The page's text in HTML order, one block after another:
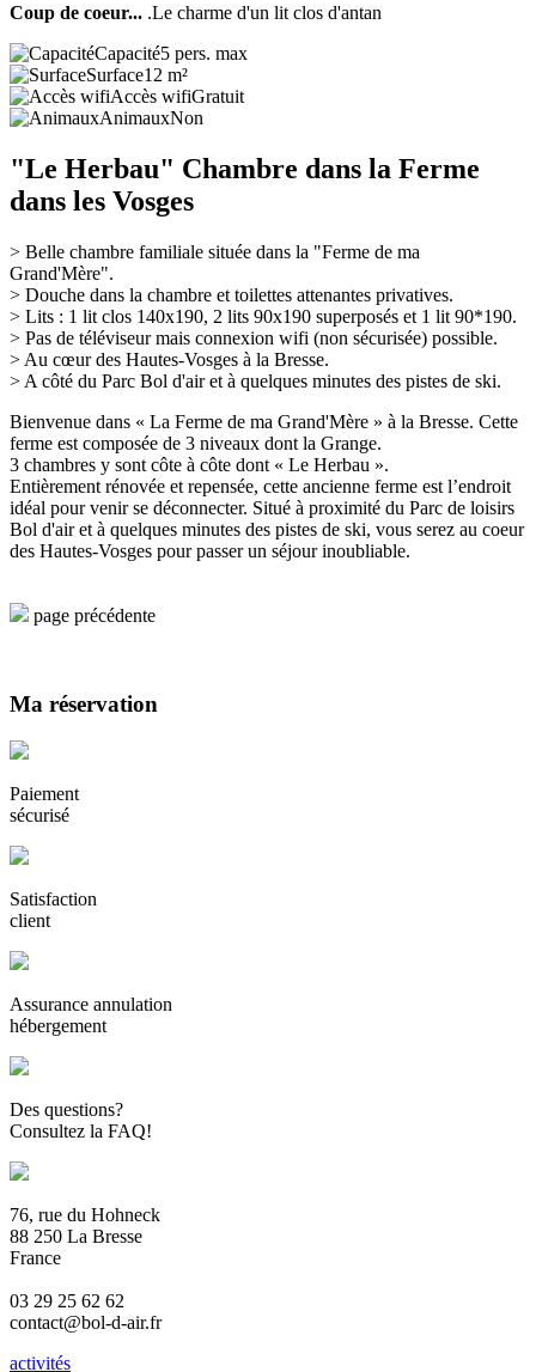
Coup de coeur... .Le charme d'un lit clos d'antan
Capacité5 pers. max
Surface12 m²
Accès wifiGratuit
AnimauxNon
"Le Herbau" Chambre dans la Ferme
dans les Vosges
> Belle chambre familiale située dans la "Ferme de ma
Grand'Mère".
> Douche dans la chambre et toilettes attenantes privatives.
> Lits : 1 lit clos 140x190, 2 lits 90x190 superposés et 1 lit 90*190.
> Pas de téléviseur mais connexion wifi (non sécurisée) possible.
> Au cœur des Hautes-Vosges à la Bresse.
> A côté du Parc Bol d'air et à quelques minutes des pistes de ski.
Bienvenue dans « La Ferme de ma Grand'Mère » à la Bresse. Cette
ferme est composée de 3 niveaux dont la Grange.
3 chambres y sont côte à côte dont « Le Herbau ».
Entièrement rénovée et repensée, cette ancienne ferme est l’endroit
idéal pour venir se déconnecter. Situé à proximité du Parc de loisirs
Bol d'air et à quelques minutes des pistes de ski, vous serez au coeur
des Hautes-Vosges pour passer un séjour inoubliable.
page précédente
Ma réservation
Paiement
sécurisé
Satisfaction
client
Assurance annulation
hébergement
Des questions?
Consultez la FAQ!
76, rue du Hohneck
88 250 La Bresse
France
03 29 25 62 62
contact@bol-d-air.fr
activités